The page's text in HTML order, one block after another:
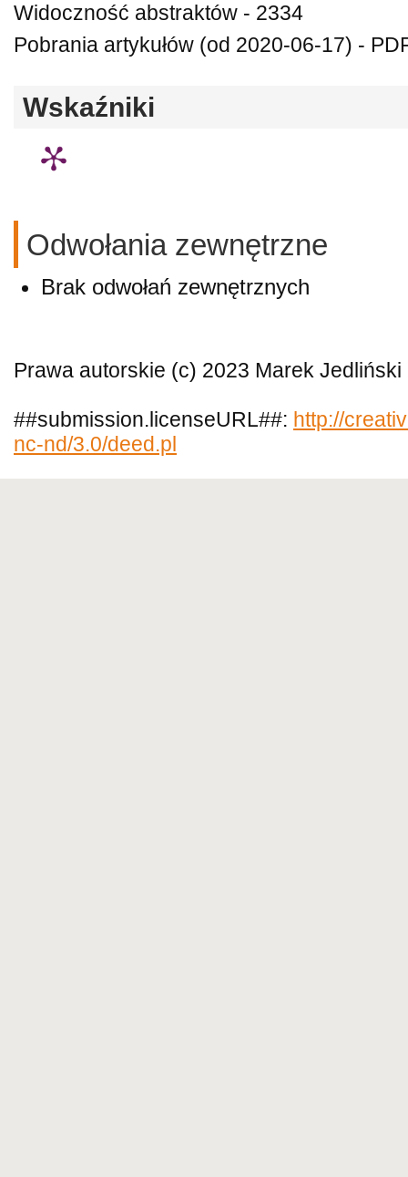
Widoczność abstraktów - 2334
Pobrania artykułów (od 2020-06-17) -
Wskaźniki
Odwołania zewnętrzne
Brak odwołań zewnętrznych
Prawa autorskie (c) 2023 Marek Jedliński
##submission.licenseURL##: http://
nc-nd/3.0/deed.pl